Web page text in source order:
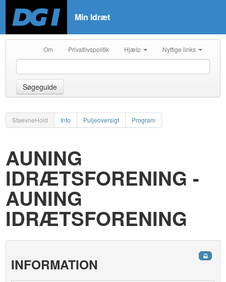
Min Idræt
Om Privatlivspolitik Hjælp Nyttige links
Søgeguide
StaevneHold Info Puljeoversigt Program
AUNING
IDRÆTSFORENING -
AUNING
IDRÆTSFORENING
INFORMATION